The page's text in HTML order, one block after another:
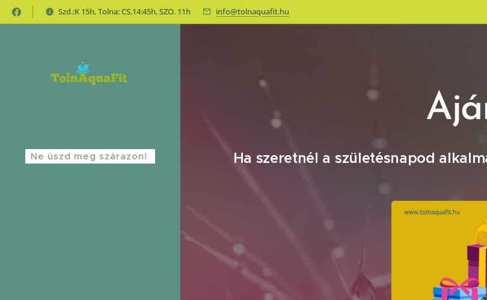
Szd.:K 15h, Tolna: CS.14:45h, SZO. 11h info@tolnaquafit.hu
Ne úszd meg szárazon! Ha szeretnél a születésnapod